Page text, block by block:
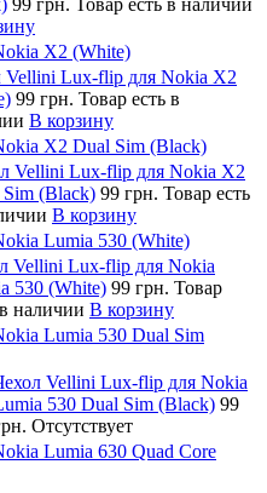
X2 (White)
Vellini Lux-flip для Nokia X2
99 грн. Товар есть в
В корзину
X2 Dual Sim (Black)
Vellini Lux-flip для Nokia X2
(Black) 99 грн. Товар есть
В корзину
Lumia 530 (White)
Vellini Lux-flip для Nokia
530 (White) 99 грн. Товар
наличии В корзину
Lumia 530 Dual Sim
Vellini Lux-flip для Nokia
530 Dual Sim (Black) 99
Отсутствует
Lumia 630 Quad Core